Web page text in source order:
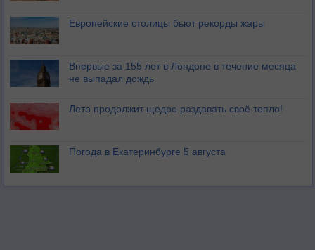
Европейские столицы бьют рекорды жары
Впервые за 155 лет в Лондоне в течение месяца
не выпадал дождь
Лето продолжит щедро раздавать своё тепло!
Погода в Екатеринбурге 5 августа